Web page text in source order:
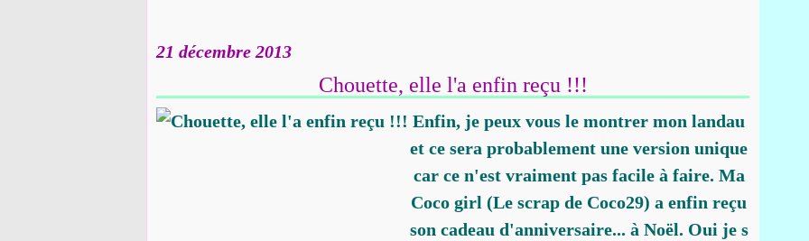
21 décembre 2013
Chouette, elle l'a enfin reçu !!!
Enfin, je peux vous le montrer mon landau
et ce sera probablement une version unique
car ce n'est vraiment pas facile à faire. Ma
Coco girl (Le scrap de Coco29) a enfin reçu
son cadeau d'anniversaire... à Noël. Oui je s